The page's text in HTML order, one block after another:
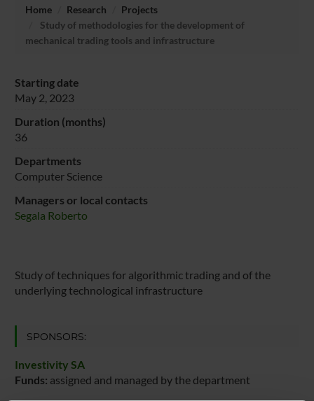
Home Research
Projects
Study of methodologies for the development of
mechanical trading tools and infrastructure
Starting date
May 2, 2023
Duration (months)
36
Departments
Computer Science
Managers or local contacts
Segala Roberto
Study of techniques for algorithmic trading and of the
underlying technological infrastructure
SPONSORS:
Investivity SA
Funds: assigned and managed by the department